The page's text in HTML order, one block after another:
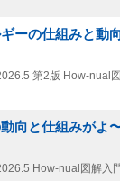
ーの仕組みと動
第2版 How-nual
向と仕組みがよ
How-nual図解入